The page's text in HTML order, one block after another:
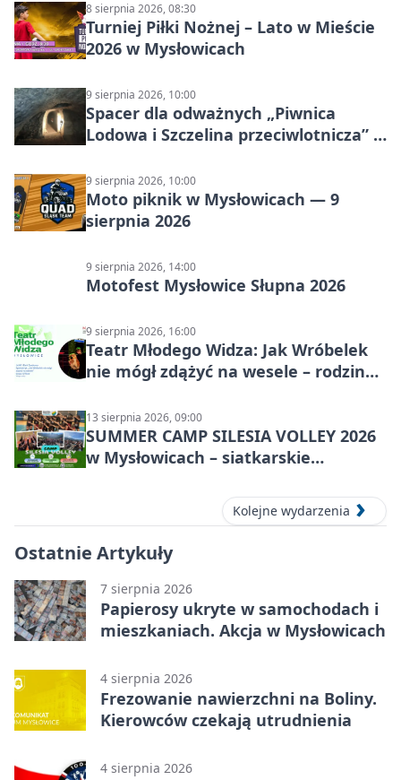
8 sierpnia 2026, 08:30
Turniej Piłki Nożnej – Lato w Mieście
2026 w Mysłowicach
9 sierpnia 2026, 10:00
Spacer dla odważnych „Piwnica
Lodowa i Szczelina przeciwlotnicza” –
9 sierpnia 2026, 10:00
Moto piknik w Mysłowicach — 9
sierpnia 2026
9 sierpnia 2026, 14:00
Motofest Mysłowice Słupna 2026
9 sierpnia 2026, 16:00
Teatr Młodego Widza: Jak Wróbelek
nie mógł zdążyć na wesele – rodzinny
13 sierpnia 2026, 09:00
SUMMER CAMP SILESIA VOLLEY 2026
w Mysłowicach – siatkarskie
Kolejne wydarzenia
Ostatnie Artykuły
7 sierpnia 2026
Papierosy ukryte w samochodach i
mieszkaniach. Akcja w Mysłowicach
4 sierpnia 2026
Frezowanie nawierzchni na Boliny.
Kierowców czekają utrudnienia
4 sierpnia 2026